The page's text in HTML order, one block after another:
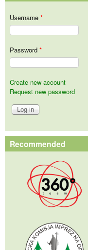
Username *
Password *
Create new account
Request new password
Recommended